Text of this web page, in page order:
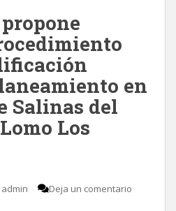
en
Salinas del
Los
admin Deja un comentario